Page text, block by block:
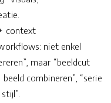
context
niet enkel
maar “beeldcut
combineren”, “serie